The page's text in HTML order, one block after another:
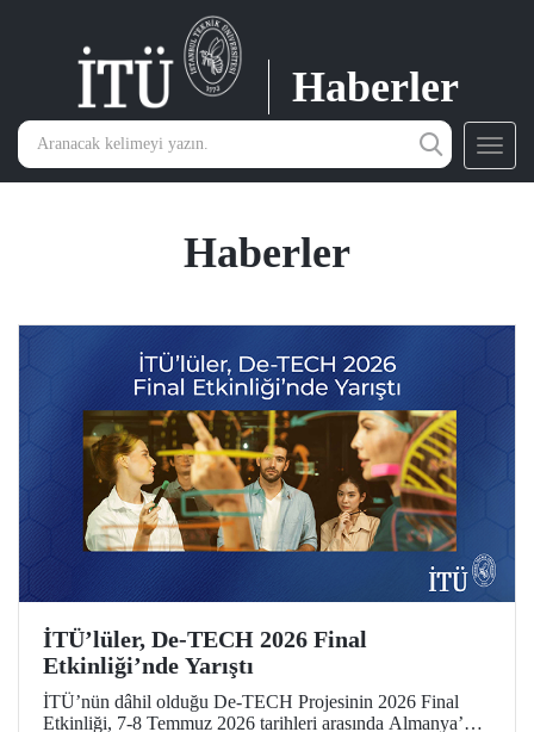
Haberler
Haberler
İTÜ’lüler, De-TECH 2026 Final
Etkinliği’nde Yarıştı
İTÜ’nün dâhil olduğu De-TECH Projesinin 2026 Final
Etkinliği, 7-8 Temmuz 2026 tarihleri arasında Almanya’da